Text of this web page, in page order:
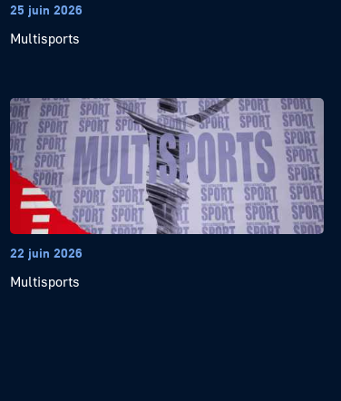
25 juin 2026
Multisports
22 juin 2026
Multisports